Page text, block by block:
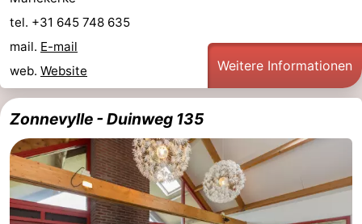
tel. +31 645 748 635
mail. E-mail
web. Website Weitere Informationen
Zonnevylle - Duinweg 135